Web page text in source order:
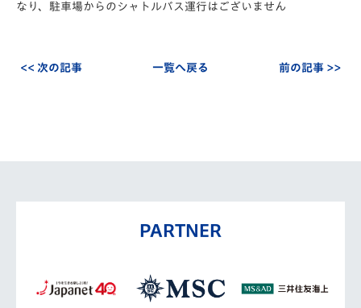
なり、駐車場からのシャトルバス運行はございません
<< 次の記事 一覧へ戻る 前の記事 >>
PARTNER